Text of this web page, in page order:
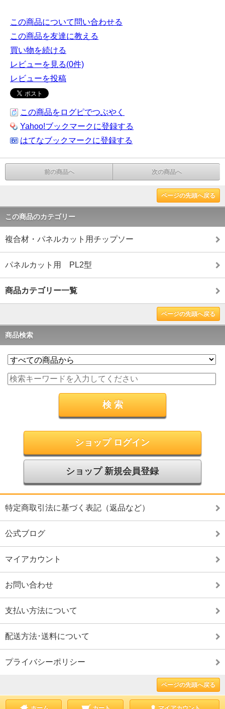
この商品について問い合わせる
この商品を友達に教える
買い物を続ける
レビューを見る(0件)
レビューを投稿
この商品をログピでつぶやく
Yahoo!ブックマークに登録する
はてなブックマークに登録する
前の商品へ 次の商品へ
ページの先頭へ戻る
この商品のカテゴリー
複合材・パネルカット用チップソー
パネルカット用 PL2型
商品カテゴリー一覧
ページの先頭へ戻る
商品検索
ショップ ログイン
ショップ 新規会員登録
特定商取引法に基づく表記（返品など）
公式ブログ
マイアカウント
お問い合わせ
支払い方法について
配送方法･送料について
プライバシーポリシー
ページの先頭へ戻る